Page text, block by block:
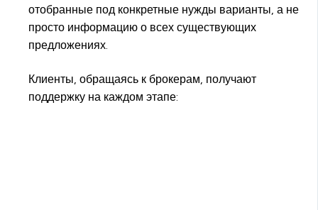
отобранные под конкретные нужды варианты, а не
просто информацию о всех существующих
предложениях.
Клиенты, обращаясь к брокерам, получают
поддержку на каждом этапе: